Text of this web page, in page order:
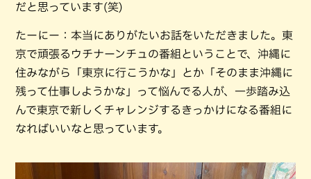
だと思っています(笑)
たーにー：本当にありがたいお話をいただきました。東
京で頑張るウチナーンチュの番組ということで、沖縄に
住みながら「東京に行こうかな」とか「そのまま沖縄に
残って仕事しようかな」って悩んでる人が、一歩踏み込
んで東京で新しくチャレンジするきっかけになる番組に
なればいいなと思っています。